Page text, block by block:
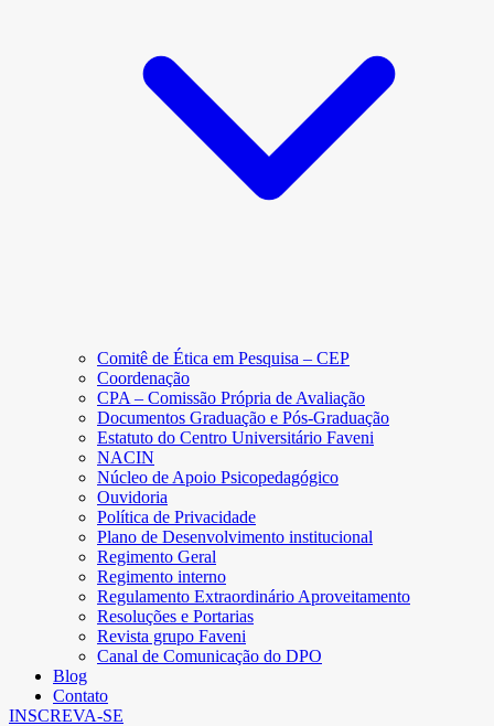
Comitê de Ética em Pesquisa – CEP
Coordenação
CPA – Comissão Própria de Avaliação
Documentos Graduação e Pós-Graduação
Estatuto do Centro Universitário Faveni
NACIN
Núcleo de Apoio Psicopedagógico
Ouvidoria
Política de Privacidade
Plano de Desenvolvimento institucional
Regimento Geral
Regimento interno
Regulamento Extraordinário Aproveitamento
Resoluções e Portarias
Revista grupo Faveni
Canal de Comunicação do DPO
Blog
Contato
INSCREVA-SE